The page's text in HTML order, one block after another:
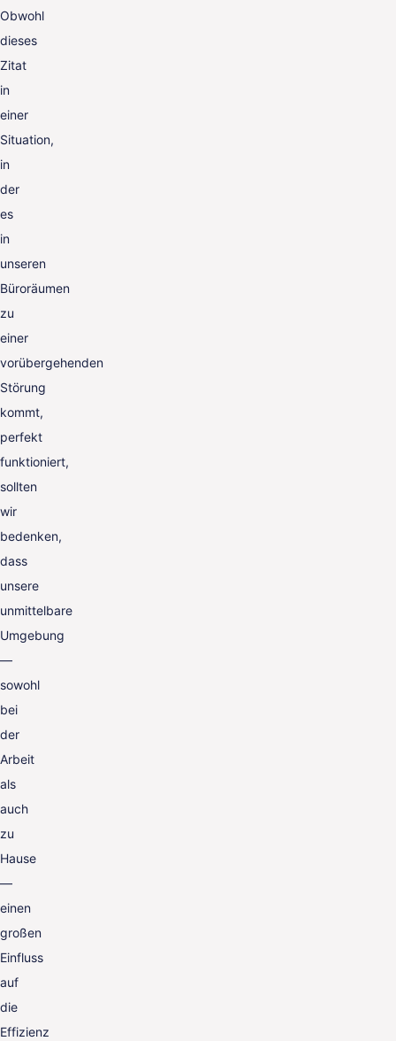
Obwohl
dieses
Zitat
in
einer
Situation,
in
der
es
in
unseren
Büroräumen
zu
einer
vorübergehenden
Störung
kommt,
perfekt
funktioniert,
sollten
wir
bedenken,
dass
unsere
unmittelbare
Umgebung
—
sowohl
bei
der
Arbeit
als
auch
zu
Hause
—
einen
großen
Einfluss
auf
die
Effizienz